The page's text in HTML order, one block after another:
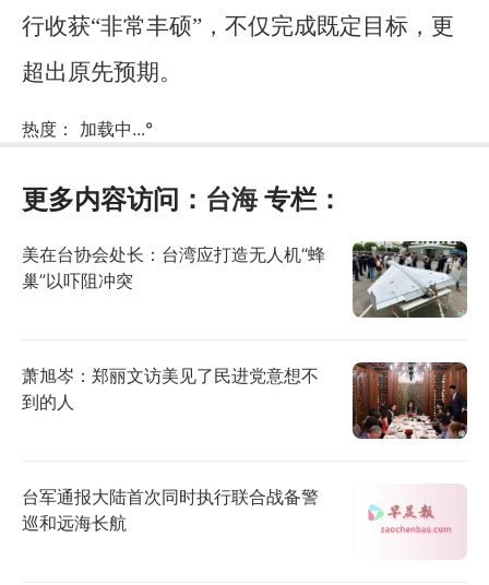
行收获“非常丰硕”，不仅完成既定目标，更
超出原先预期。
热度： 加载中...°
更多内容访问： 台海专栏：
美在台协会处长：台湾应打造无人机“蜂
巢”以吓阻冲突
萧旭岑：郑丽文访美见了民进党意想不
到的人
台军通报大陆首次同时执行联合战备警
巡和远海长航